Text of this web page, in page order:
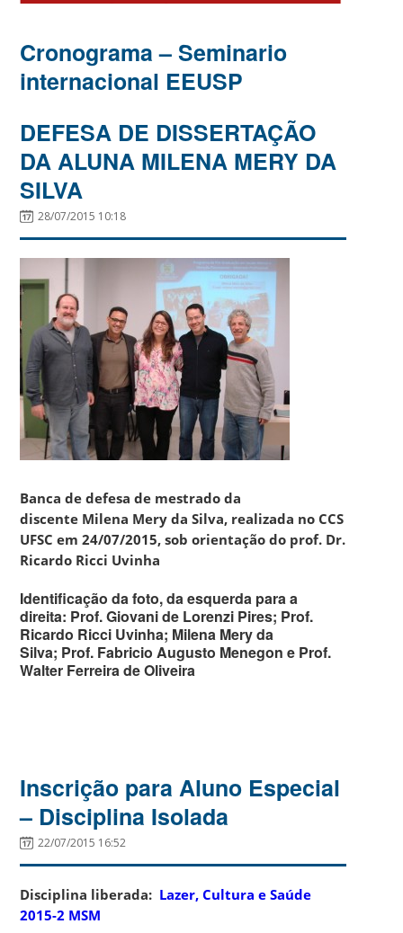
Cronograma – Seminario
internacional EEUSP
DEFESA DE DISSERTAÇÃO
DA ALUNA MILENA MERY DA
SILVA
28/07/2015 10:18
Banca de defesa de mestrado da
discente Milena Mery da Silva, realizada no CCS
UFSC em 24/07/2015, sob orientação do prof. Dr.
Ricardo Ricci Uvinha
Identificação da foto, da esquerda para a
direita: Prof. Giovani de Lorenzi Pires; Prof.
Ricardo Ricci Uvinha; Milena Mery da
Silva; Prof. Fabricio Augusto Menegon e Prof.
Walter Ferreira de Oliveira
Inscrição para Aluno Especial
– Disciplina Isolada
22/07/2015 16:52
Disciplina liberada: Lazer, Cultura e Saúde
2015-2 MSM